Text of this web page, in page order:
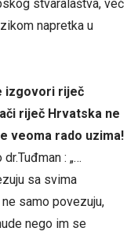
stvaralaštva, već
napretka u
izgovori riječ
riječ Hrvatska ne
veoma rado uzima!
: „…
sa svima
samo povezuju,
nego im se